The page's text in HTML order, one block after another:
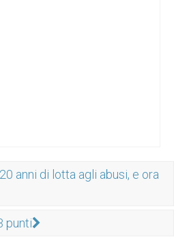
anni di lotta agli abusi, e ora
punti